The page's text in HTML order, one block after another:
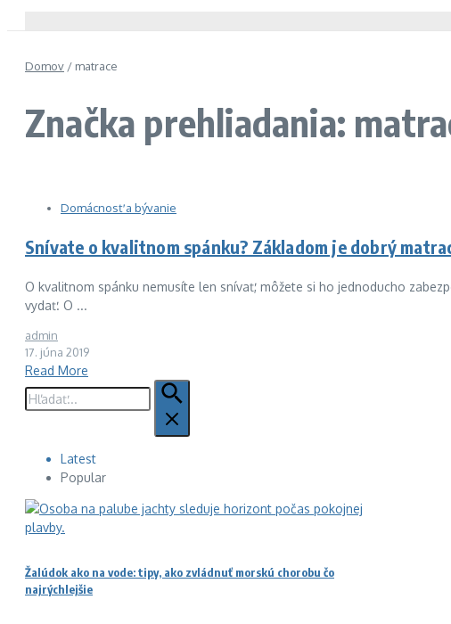
Domov / matrace
Značka prehliadania:
Domácnosť a bývanie
Snívate o kvalitnom spánku? Základom je dobrý
O kvalitnom spánku nemusíte len snívať, môžete si ho jednoducho
vydať. O ...
admin
17. júna 2019
Read More
Hľadať:
Latest
Popular
Žalúdok ako na vode: tipy, ako zvládnuť morskú chorobu čo
najrýchlejšie